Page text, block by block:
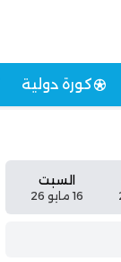
كورة دولية
السبت
16 مايو 26